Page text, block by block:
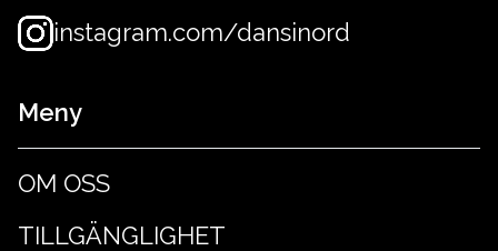
instagram.com/dansinord
Meny
OM OSS
TILLGÄNGLIGHET